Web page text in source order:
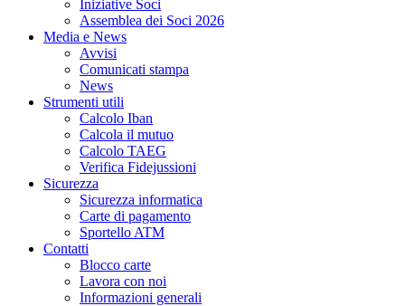
Iniziative Soci
Assemblea dei Soci 2026
Media e News
Avvisi
Comunicati stampa
News
Strumenti utili
Calcolo Iban
Calcola il mutuo
Calcolo TAEG
Verifica Fidejussioni
Sicurezza
Sicurezza informatica
Carte di pagamento
Sportello ATM
Contatti
Blocco carte
Lavora con noi
Informazioni generali